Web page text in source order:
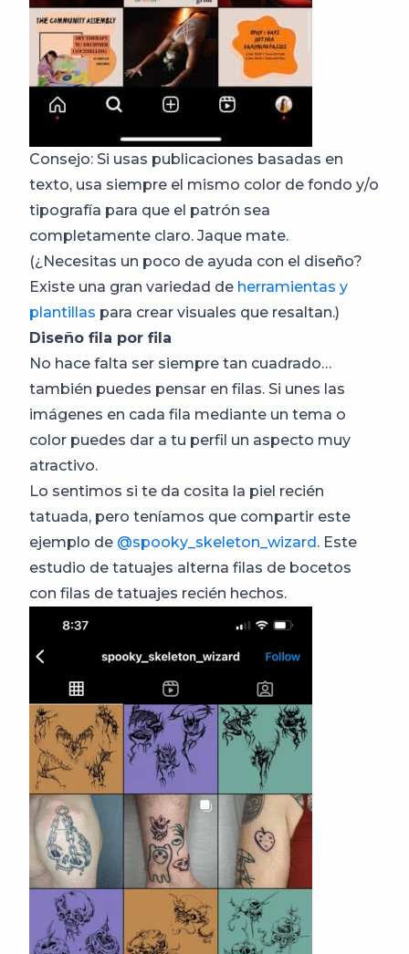
Consejo: Si usas publicaciones basadas en
texto, usa siempre el mismo color de fondo y/o
tipografía para que el patrón sea
completamente claro. Jaque mate.
(¿Necesitas un poco de ayuda con el diseño?
Existe una gran variedad de herramientas y
plantillas para crear visuales que resaltan.)
Diseño fila por fila
No hace falta ser siempre tan cuadrado…
también puedes pensar en filas. Si unes las
imágenes en cada fila mediante un tema o
color puedes dar a tu perfil un aspecto muy
atractivo.
Lo sentimos si te da cosita la piel recién
tatuada, pero teníamos que compartir este
ejemplo de @spooky_skeleton_wizard. Este
estudio de tatuajes alterna filas de bocetos
con filas de tatuajes recién hechos.